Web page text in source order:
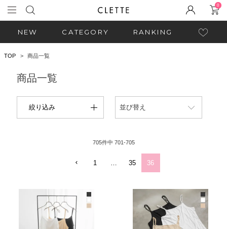
0
NEW CATEGORY RANKING
TOP 商品一覧
商品一覧
絞り込み 並び替え
705件中 701-705
1 35 36